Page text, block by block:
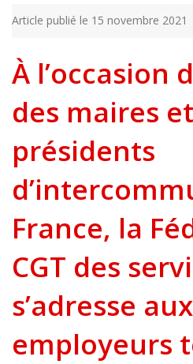
Article publié le 15 novembre 2021
À l’occasion
des maires et
présidents
France, la
CGT des
s’adresse aux
employeurs